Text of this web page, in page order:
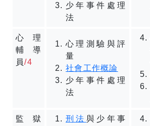
少年事件處理
法
心理
輔導
員/4
心理測驗與評
量
社會工作概論
少年事件處理
法
監獄
刑法 與少年事